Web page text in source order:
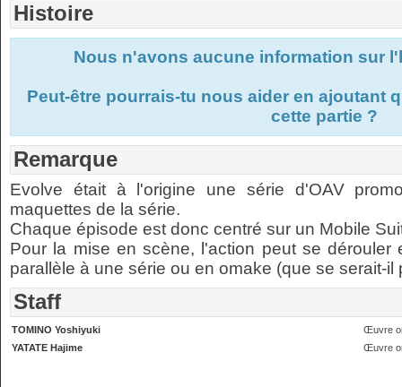
Histoire
Nous n'avons aucune information sur
Peut-être pourrais-tu nous aider en ajoutant
cette partie ?
Remarque
Evolve était à l'origine une série d'OAV
maquettes de la série.
Chaque épisode est donc centré sur un Mobile
Pour la mise en scène, l'action peut se dérouler
parallèle à une série ou en omake (que se serait-il
Staff
TOMINO Yoshiyuki
Œuvre
YATATE Hajime
Œuvre